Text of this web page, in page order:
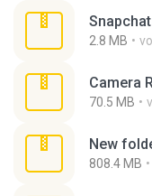
2.8 MB
Camera
70.5 MB
New
808.4 MB